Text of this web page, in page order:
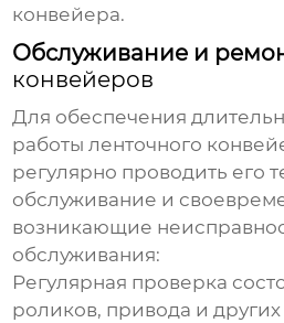
конвейера.
Обслуживание и
конвейеров
Для обеспечения
работыленточного
регулярно проводить его
обслуживание и
возникающие
обслуживания:
Регулярная проверка
роликов, привода и